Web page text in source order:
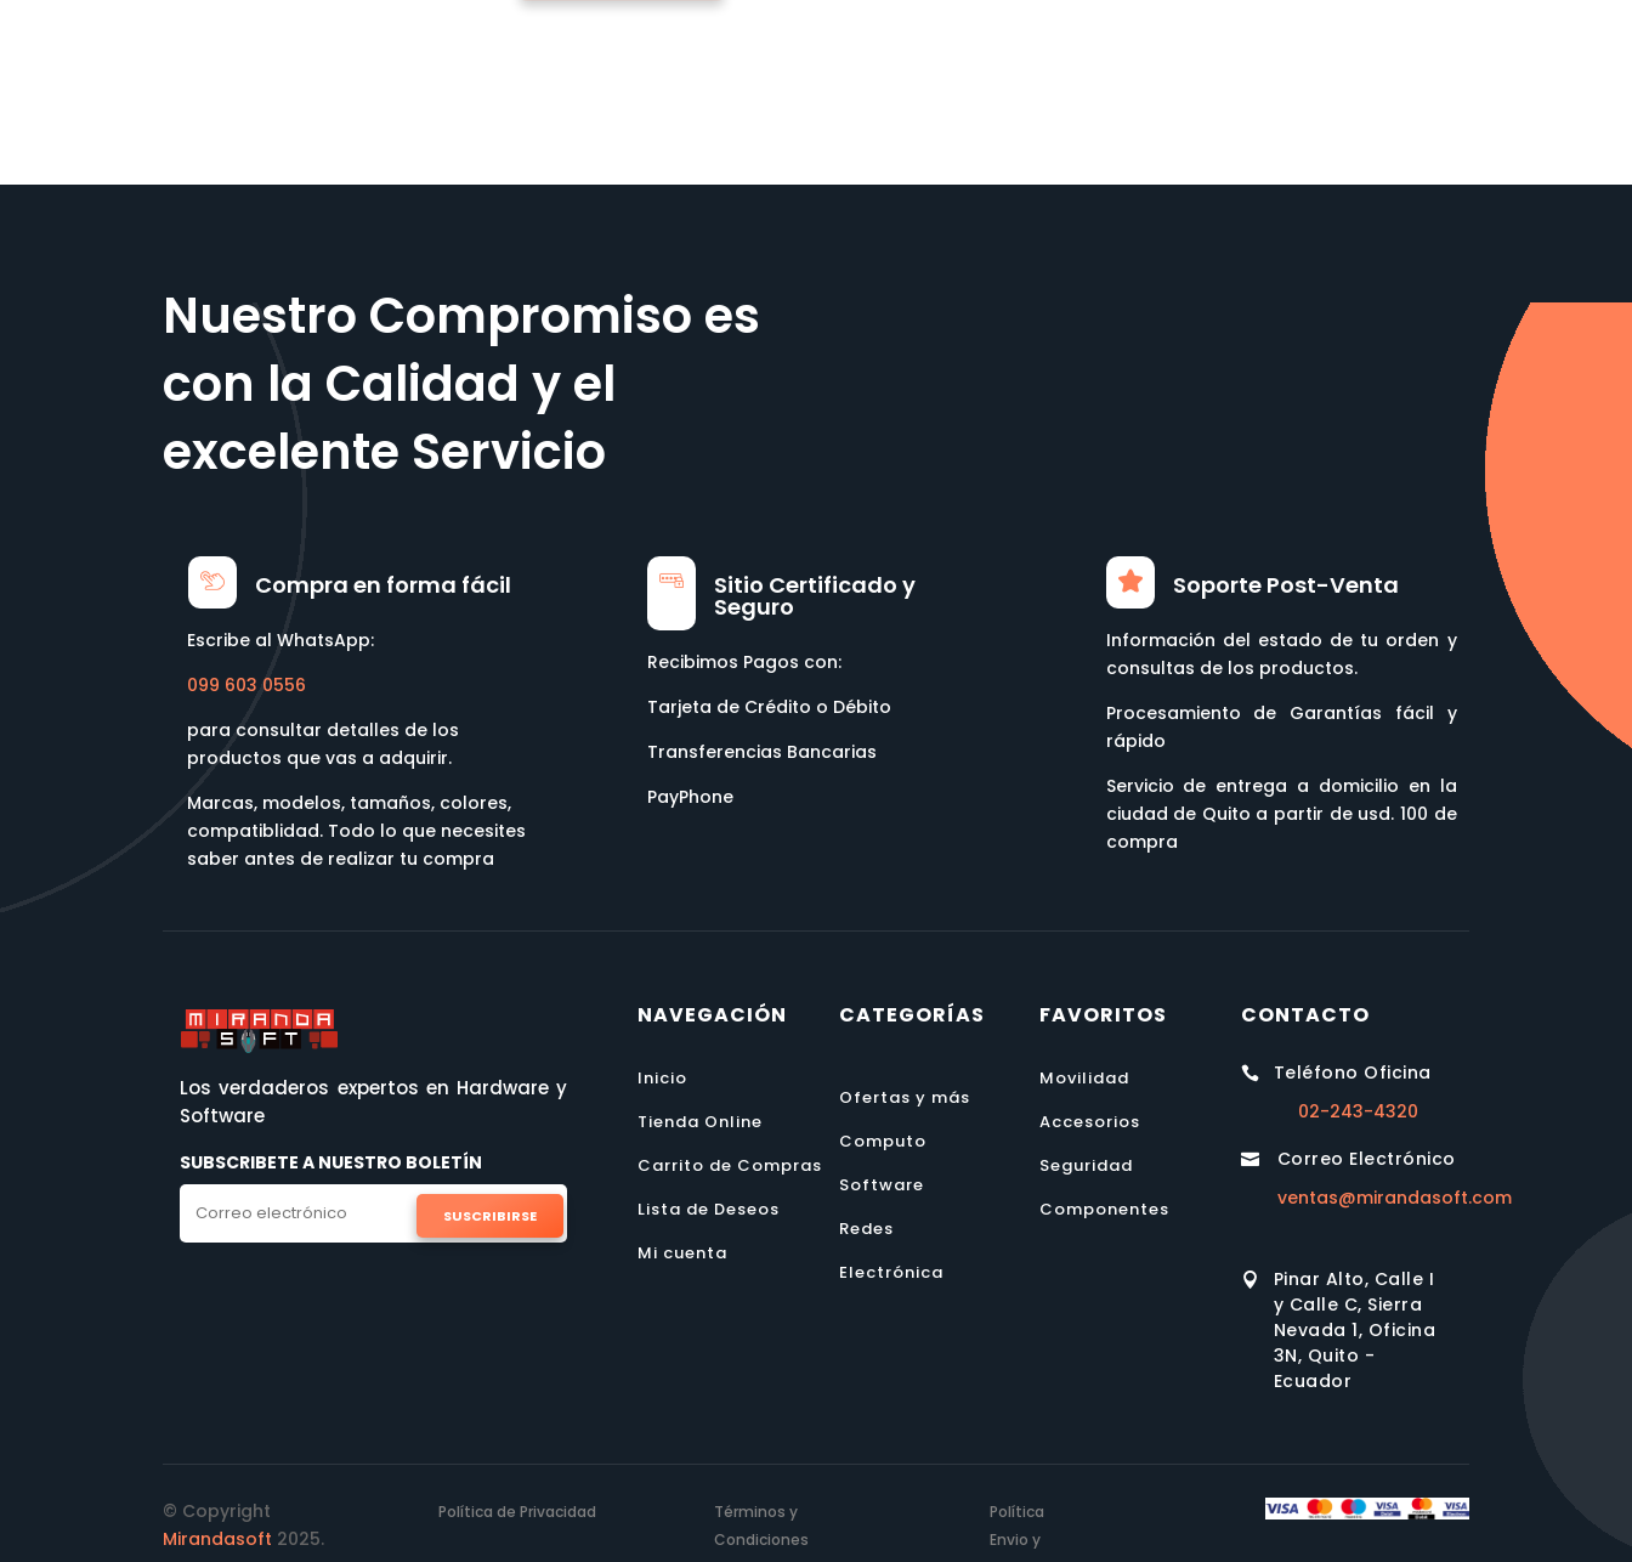
Nuestro Compromiso es
con la Calidad y el
excelente Servicio
Compra en forma fácil
Escribe al WhatsApp:
099 603 0556
para consultar detalles de los
productos que vas a adquirir.
Marcas, modelos, tamaños, colores,
compatiblidad. Todo lo que necesites
saber antes de realizar tu compra
Sitio Certificado y
Seguro
Recibimos Pagos con:
Tarjeta de Crédito o Débito
Transferencias Bancarias
PayPhone
Soporte Post-Venta
Información del estado de tu orden y
consultas de los productos.
Procesamiento de Garantías fácil y
rápido
Servicio de entrega a domicilio en la
ciudad de Quito a partir de usd. 100 de
compra
Los verdaderos expertos en Hardware y
Software
SUBSCRIBETE A NUESTRO BOLETÍN
SUSCRIBIRSE
NAVEGACIÓN
Inicio
Tienda Online
Carrito de Compras
Lista de Deseos
Mi cuenta
CATEGORÍAS
Ofertas y más
Computo
Software
Redes
Electrónica
FAVORITOS
Movilidad
Accesorios
Seguridad
Componentes
CONTACTO

Teléfono Oficina
02-243-4320

Correo Electrónico
ventas@mirandasoft.com

Pinar Alto, Calle I
y Calle C, Sierra
Nevada 1, Oficina
3N, Quito -
Ecuador
© Copyright
Mirandasoft 2025.
Política de Privacidad
Términos y
Condiciones
Política
Envio y